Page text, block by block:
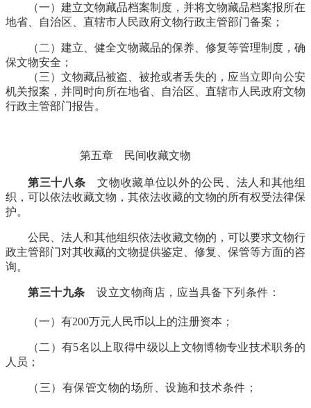
（一）建立文物藏品档案制度，并将文物藏品档案报所在
地省、自治区、直辖市人民政府文物行政主管部门备案；
（二）建立、健全文物藏品的保养、修复等管理制度，确
保文物安全；
（三）文物藏品被盗、被抢或者丢失的，应当立即向公安
机关报案，并同时向所在地省、自治区、直辖市人民政府文物
行政主管部门报告。
第五章 民间收藏文物
第三十八条 文物收藏单位以外的公民、法人和其他组
织，可以依法收藏文物，其依法收藏的文物的所有权受法律保
护。
公民、法人和其他组织依法收藏文物的，可以要求文物行
政主管部门对其收藏的文物提供鉴定、修复、保管等方面的咨
询。
第三十九条 设立文物商店，应当具备下列条件：
（一）有200万元人民币以上的注册资本；
（二）有5名以上取得中级以上文物博物专业技术职务的
人员；
（三）有保管文物的场所、设施和技术条件；